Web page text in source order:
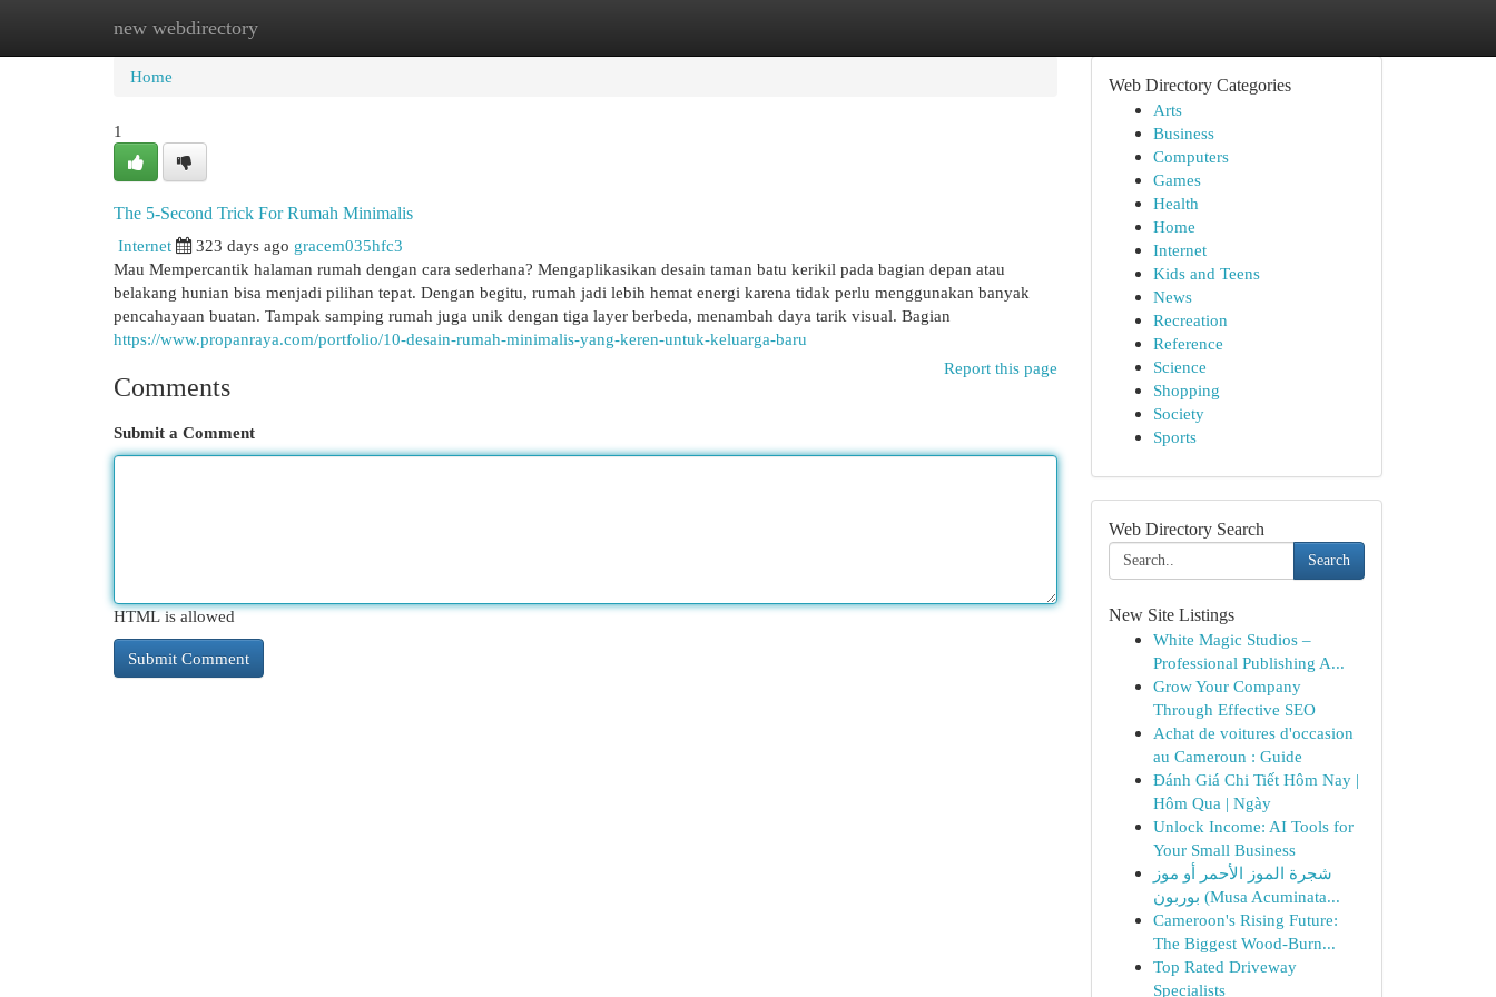
new webdirectory
Home New Site Listings
Home
1
The 5-Second Trick For Rumah Minimalis
Internet
323 days ago gracem035hfc3
Mau Mempercantik halaman rumah dengan cara sederhana? Mengaplikasikan desain taman batu kerikil pada bagian depan atau
belakang hunian bisa menjadi pilihan tepat. Dengan begitu, rumah jadi lebih hemat energi karena tidak perlu menggunakan banyak
pencahayaan buatan. Tampak samping rumah juga unik dengan tiga layer berbeda, menambah daya tarik visual. Bagian
https://www.propanraya.com/portfolio/10-desain-rumah-minimalis-yang-keren-untuk-keluarga-baru
Report this page
Comments
Submit a Comment
HTML is allowed
Web Directory Categories
Arts
Business
Computers
Games
Health
Home
Internet
Kids and Teens
News
Recreation
Reference
Science
Shopping
Society
Sports
Web Directory Search
Search
New Site Listings
White Magic Studios –
Professional Publishing A...
Grow Your Company
Through Effective SEO
Achat de voitures d'occasion
au Cameroun : Guide
Đánh Giá Chi Tiết Hôm Nay |
Hôm Qua | Ngày
Unlock Income: AI Tools for
Your Small Business
شجرة الموز الأحمر أو موز
بوربون (Musa Acuminata...
Cameroon's Rising Future:
The Biggest Wood-Burn...
Top Rated Driveway
Specialists